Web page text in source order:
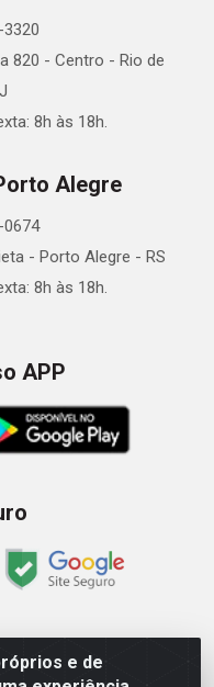
e de
3320
820 - Centro - Rio de
8h às 18h.
Alegre
0674
- Porto Alegre - RS
8h às 18h.
APP
Senador Queiróz, 274